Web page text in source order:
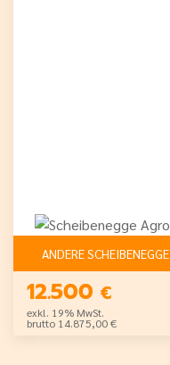
ANDERE
12.500 €
exkl. 19% MwSt.
brutto 14.875,00 €